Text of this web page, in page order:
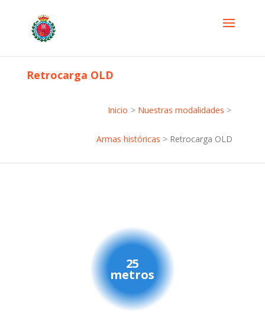
Retrocarga OLD
Inicio > Nuestras modalidades >
Armas históricas > Retrocarga OLD
25
metros